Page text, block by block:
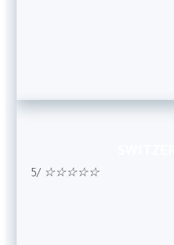
☆
☆
☆
☆
☆
/5